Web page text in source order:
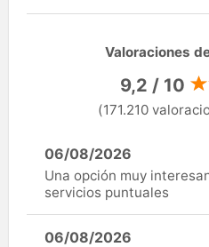
Valoraciones
9,2 / 10
(171.210
06/08/2026
Una opción muy
servicios puntuales
06/08/2026